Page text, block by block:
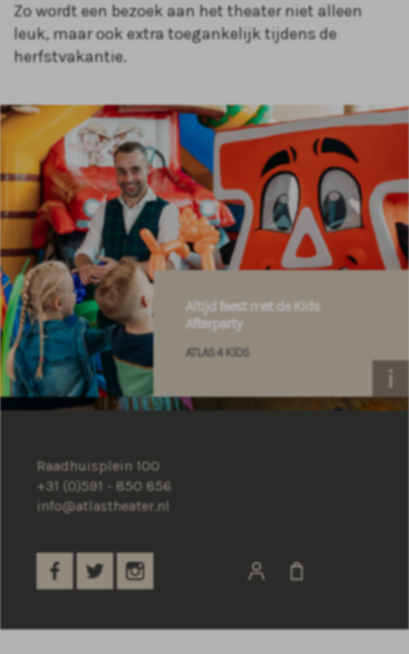
Zo wordt een bezoek aan het theater niet alleen
leuk, maar ook extra toegankelijk tijdens de
herfstvakantie.
Altijd feest met de Kids
Afterparty
ATLAS 4 KIDS
BOEK EEN HORECA
Raadhuisplein 100
+31 (0)591 - 850 856
info@atlastheater.nl